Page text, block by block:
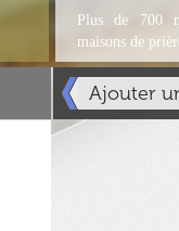
Plus de 700
maisons de
Ajouter